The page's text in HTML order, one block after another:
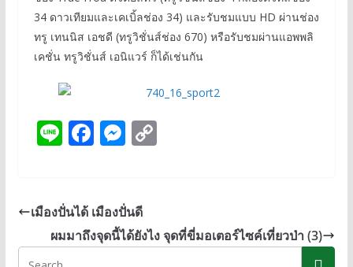
34 ดาวเทียมและเคเบิ้ลช่อง 34) และรับชมแบบ HD ผ่านช่อง
ทรู เทนนิส เอชดี (ทรูวิชั่นส์ช่อง 670) หรือรับชมผ่านแอพพลิ
เคชั่น ทรูวิชั่นส์ เอนิแวร์ ก็ได้เช่นกัน
Li F
b
o
o
M
e
n
g
C
Li
n
เมืองปั่นได้ เมืองปั่นดี
ผมมาถึงจุดนี้ได้ยังไง จุดที่ขี่มอเตอร์ไซค์เที่ยวป่า (3)